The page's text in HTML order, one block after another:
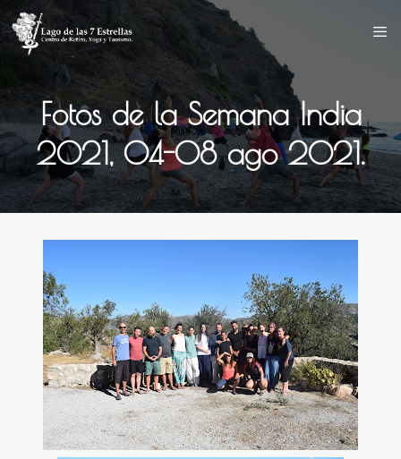
Saltar
al
contenido
Fotos de la Semana India
2021, 04-08 ago 2021.